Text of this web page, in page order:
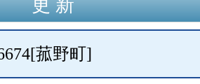
[菰野町]